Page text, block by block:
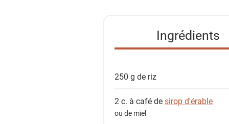
Ingrédients
250 g de riz
2 c. à café desirop d'érable
ou de miel